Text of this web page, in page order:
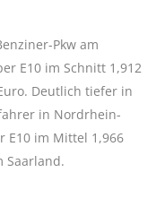
Pkw am
E10 im Schnitt 1,912
Deutlich tiefer in
in Nordrhein-
E10 im Mittel 1,966
Saarland.